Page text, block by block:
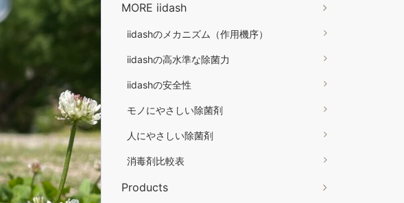
MORE iidash
iidashのメカニズム（作用機序）
iidashの高水準な除菌力
iidashの安全性
モノにやさしい除菌剤
人にやさしい除菌剤
消毒剤比較表
Products